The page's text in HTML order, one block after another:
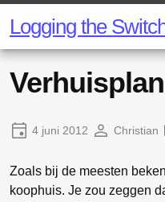
Logging the
4 juni 2012 Christian
Zoals bij de meesten
koophuis. Je zou zeggen